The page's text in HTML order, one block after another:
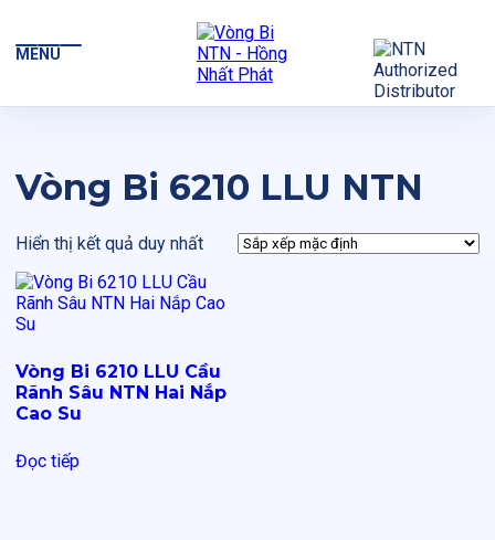
MENU
Vòng Bi 6210 LLU NTN
Hiển thị kết quả duy nhất
Vòng Bi 6210 LLU Cầu
Rãnh Sâu NTN Hai Nắp
Cao Su
Đọc tiếp